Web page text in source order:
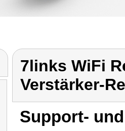
7links WiFi
Verstärker-
Support-